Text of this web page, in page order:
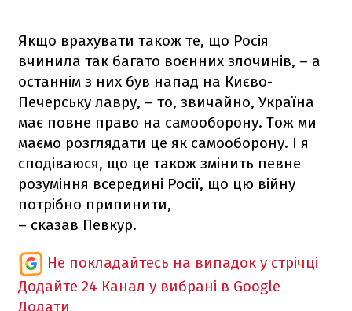
Якщо врахувати також те, що Росія
вчинила так багато воєнних злочинів, – а
останнім з них був напад на Києво-
Печерську лавру, – то, звичайно, Україна
має повне право на самооборону. Тож ми
маємо розглядати це як самооборону. І я
сподіваюся, що це також змінить певне
розуміння всередині Росії, що цю війну
потрібно припинити,
– сказав Певкур.
Не покладайтесь на випадок у стрічці
Додайте 24 Канал у вибрані в Google
Додати